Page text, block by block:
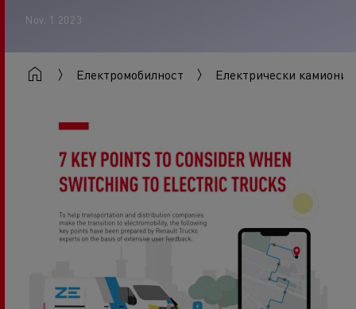
Nov. 1 2023
Eлектромобилност Електрически камиони